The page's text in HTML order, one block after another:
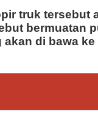
truk tersebut
bermuatan
di bawa